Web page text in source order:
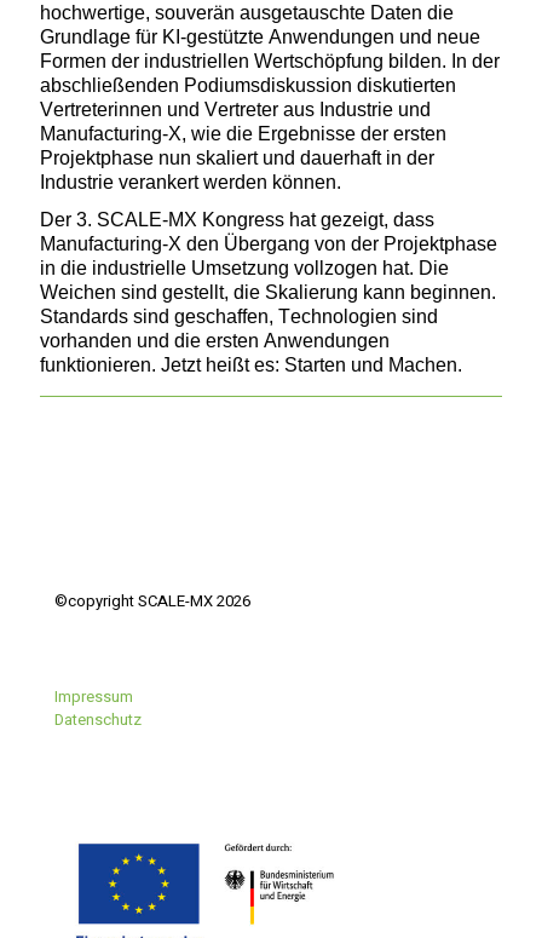
hochwertige, souverän ausgetauschte Daten die
Grundlage für KI-gestützte Anwendungen und neue
Formen der industriellen Wertschöpfung bilden. In der
abschließenden Podiumsdiskussion diskutierten
Vertreterinnen und Vertreter aus Industrie und
Manufacturing-X, wie die Ergebnisse der ersten
Projektphase nun skaliert und dauerhaft in der
Industrie verankert werden können.
Der 3. SCALE-MX Kongress hat gezeigt, dass
Manufacturing-X den Übergang von der Projektphase
in die industrielle Umsetzung vollzogen hat. Die
Weichen sind gestellt, die Skalierung kann beginnen.
Standards sind geschaffen, Technologien sind
vorhanden und die ersten Anwendungen
funktionieren. Jetzt heißt es: Starten und Machen.
©copyright SCALE-MX 2026
Impressum
Datenschutz